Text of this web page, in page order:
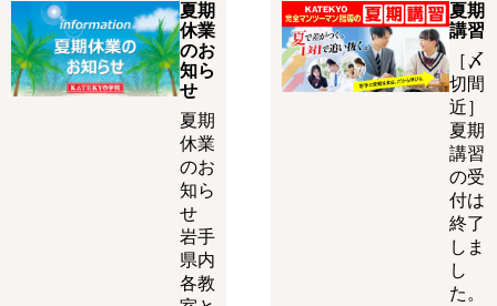
夏期
休業
のお
知ら
せ
夏期
休業
のお
知ら
せ
岩手
県内
各教
夏期
講習
［〆
切間
近］
夏期
講習
の受
付は
終了
しま
し
た。